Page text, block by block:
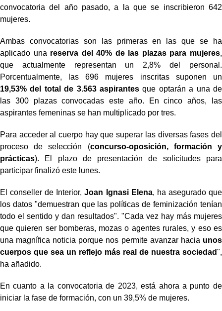
convocatoria del año pasado, a la que se inscribieron 642
mujeres.
Ambas convocatorias son las primeras en las que se ha
aplicado una reserva del 40% de las plazas para mujeres,
que actualmente representan un 2,8% del personal.
Porcentualmente, las 696 mujeres inscritas suponen un
19,53% del total de 3.563 aspirantesque optarán a una de
las 300 plazas convocadas este año. En cinco años, las
aspirantes femeninas se han multiplicado por tres.
Para acceder al cuerpo hay que superar las diversas fases del
proceso de selección (concurso-oposición, formación y
prácticas). El plazo de presentación de solicitudes para
participar finalizó este lunes.
El conseller de Interior, Joan Ignasi Elena, ha asegurado que
los datos "demuestran que las políticas de feminización tenían
todo el sentido y dan resultados". "Cada vez hay más mujeres
que quieren ser bomberas, mozas o agentes rurales, y eso es
una magnífica noticia porque nos permite avanzar hacia unos
cuerpos que sea un reflejo más real de nuestra sociedad",
ha añadido.
En cuanto a la convocatoria de 2023, está ahora a punto de
iniciar la fase de formación, con un 39,5% de mujeres.